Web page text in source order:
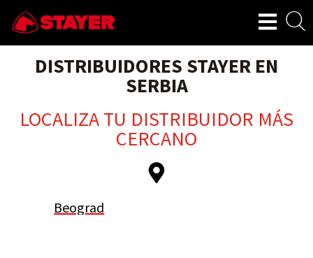
DISTRIBUIDORES STAYER EN
SERBIA
LOCALIZA TU DISTRIBUIDOR MÁS
CERCANO
Beograd